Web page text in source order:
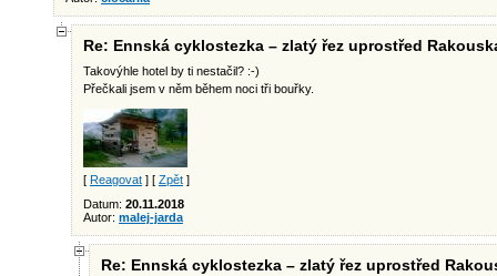
Re: Ennská cyklostezka – zlatý řez uprostřed
Takovýhle hotel by ti nestačil? :-)
Přečkali jsem v něm během noci tři bouřky.
[ Reagovat ] [ Zpět ]
Datum: 20.11.2018
Autor: malej-jarda
Re: Ennská cyklostezka – zlatý řez uprostřed